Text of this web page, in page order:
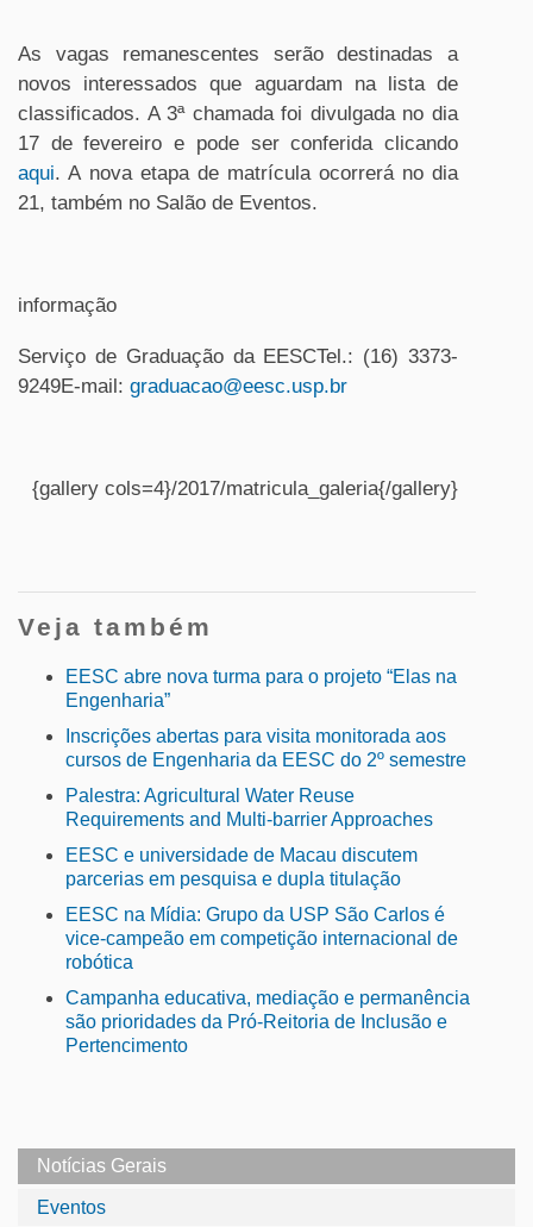
As vagas remanescentes serão destinadas a
novos interessados que aguardam na lista de
classificados. A 3ª chamada foi divulgada no dia
17 de fevereiro e pode ser conferida clicando
aqui. A nova etapa de matrícula ocorrerá no dia
21, também no Salão de Eventos.
informação
Serviço de Graduação da EESCTel.: (16) 3373-
9249E-mail: graduacao@eesc.usp.br
{gallery cols=4}/2017/matricula_galeria{/gallery}
Veja também
EESC abre nova turma para o projeto “Elas na
Engenharia”
Inscrições abertas para visita monitorada aos
cursos de Engenharia da EESC do 2º semestre
Palestra: Agricultural Water Reuse
Requirements and Multi-barrier Approaches
EESC e universidade de Macau discutem
parcerias em pesquisa e dupla titulação
EESC na Mídia: Grupo da USP São Carlos é
vice-campeão em competição internacional de
robótica
Campanha educativa, mediação e permanência
são prioridades da Pró-Reitoria de Inclusão e
Pertencimento
Notícias Gerais
Eventos